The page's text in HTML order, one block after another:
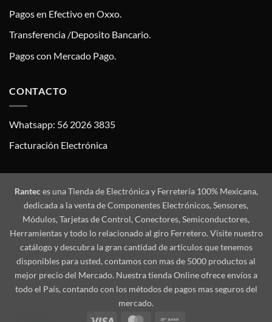
Pagos en Efectivo en Oxxo.
Transferencia /Deposito Bancario.
Pagos con Mercado Pago.
CONTACTO
Whatsapp: 56 2026 3835
Facturación Electrónica
Ranteces una Tienda de Electrónica y Ferretería 100% Mexicana,
dedicada a la venta de Componentes Electrónicos, Sensores,
Módulos, Tarjetas de Control, Conectores, Semiconductores,
Herramientas y todo lo relacionado al giro Ferretero. Visite nuestro
catálogo y descubra la gran cantidad de artículos que tenemos
disponibles para usted, contamos con mas de 5000 productos al
mejor precio del Mercado. Nuestra tienda Online ofrece envíos a
todo el País, contando con los métodos de pagos mas seguros del
mercado.
Visa
MasterCard